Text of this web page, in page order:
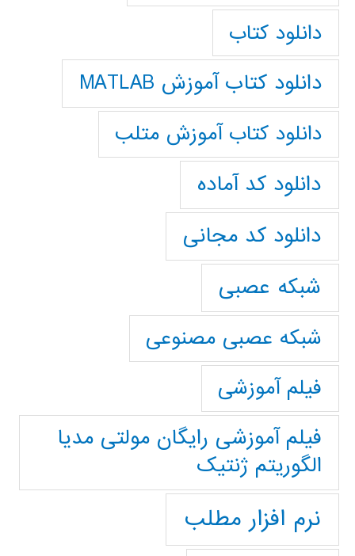
دانلود کتاب
دانلود کتاب آموزش MATLAB
دانلود کتاب آموزش متلب
دانلود کد آماده
دانلود کد مجانی
شبکه عصبی
شبکه عصبی مصنوعی
فیلم آموزشی
فیلم آموزشی رایگان مولتی مدیا
الگوریتم ژنتیک
نرم افزار مطلب